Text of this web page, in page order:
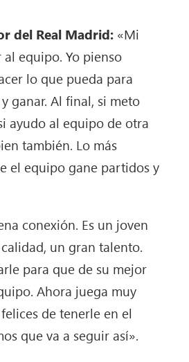
del Real Madrid: «Mi
equipo. Yo pienso
lo que pueda para
ganar. Al final, si meto
ayudo al equipo de otra
también. Lo más
el equipo gane partidos y
conexión. Es un joven
un gran talento.
para que de su mejor
Ahora juega muy
de tenerle en el
que va a seguir así».